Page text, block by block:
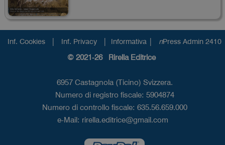
Inf. Cookies | Inf. Privacy | Informativa | nPress Admin 2410
© 2021-26 Rirella Editrice
6957 Castagnola (Ticino) Svizzera.
Numero di registro fiscale: 5904874
Numero di controllo fiscale: 635.56.659.000
e-Mail: rirella.editrice@gmail.com